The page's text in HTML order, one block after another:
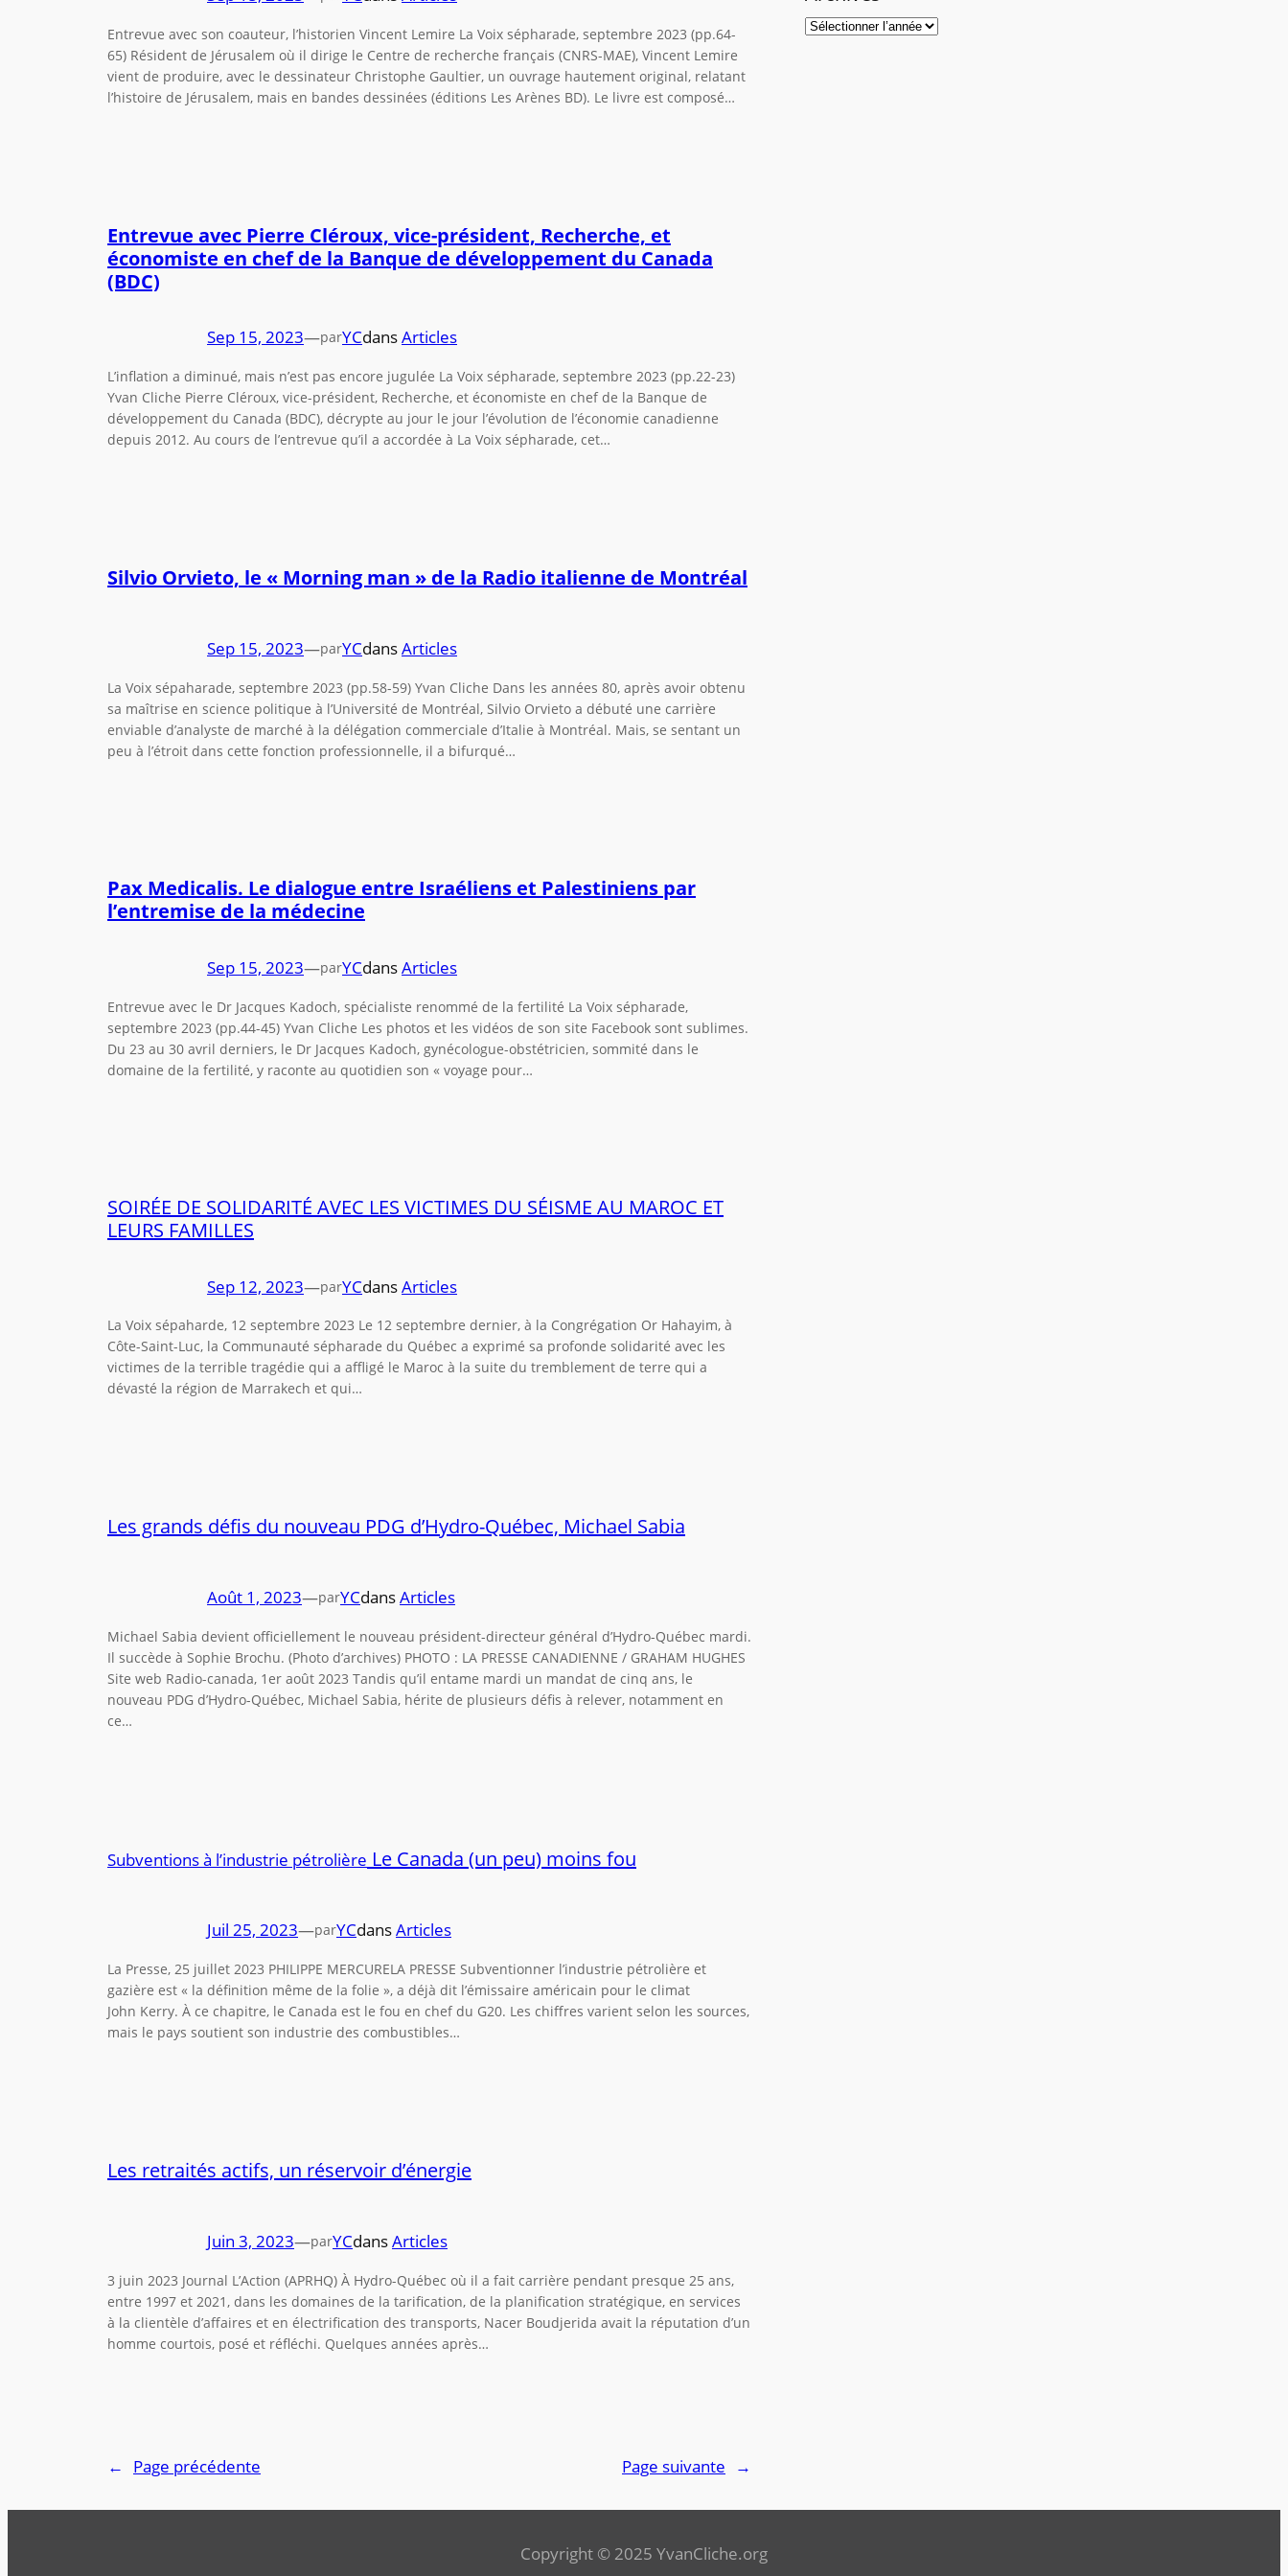
Entrevue avec son coauteur, l’historien Vincent Lemire La Voix sépharade, septembre 2023 (pp.64-
65) Résident de Jérusalem où il dirige le Centre de recherche français (CNRS-MAE), Vincent Lemire
vient de produire, avec le dessinateur Christophe Gaultier, un ouvrage hautement original, relatant
l’histoire de Jérusalem, mais en bandes dessinées (éditions Les Arènes BD). Le livre est composé…
Entrevue avec Pierre Cléroux, vice-président, Recherche, et
économiste en chef de la Banque de développement du Canada
(BDC)
Sep 15, 2023—parYCdansArticles
L’inflation a diminué, mais n’est pas encore jugulée La Voix sépharade, septembre 2023 (pp.22-23)
Yvan Cliche Pierre Cléroux, vice-président, Recherche, et économiste en chef de la Banque de
développement du Canada (BDC), décrypte au jour le jour l’évolution de l’économie canadienne
depuis 2012. Au cours de l’entrevue qu’il a accordée à La Voix sépharade, cet…
Silvio Orvieto, le « Morning man » de la Radio italienne de Montréal
Sep 15, 2023—parYCdansArticles
La Voix sépaharade, septembre 2023 (pp.58-59) Yvan Cliche Dans les années 80, après avoir obtenu
sa maîtrise en science politique à l’Université de Montréal, Silvio Orvieto a débuté une carrière
enviable d’analyste de marché à la délégation commerciale d’Italie à Montréal. Mais, se sentant un
peu à l’étroit dans cette fonction professionnelle, il a bifurqué…
Pax Medicalis. Le dialogue entre Israéliens et Palestiniens par
l’entremise de la médecine
Sep 15, 2023—parYCdansArticles
Entrevue avec le Dr Jacques Kadoch, spécialiste renommé de la fertilité La Voix sépharade,
septembre 2023 (pp.44-45) Yvan Cliche Les photos et les vidéos de son site Facebook sont sublimes.
Du 23 au 30 avril derniers, le Dr Jacques Kadoch, gynécologue-obstétricien, sommité dans le
domaine de la fertilité, y raconte au quotidien son « voyage pour…
SOIRÉE DE SOLIDARITÉ AVEC LES VICTIMES DU SÉISME AU MAROC ET
LEURS FAMILLES
Sep 12, 2023—parYCdansArticles
La Voix sépaharde, 12 septembre 2023 Le 12 septembre dernier, à la Congrégation Or Hahayim, à
Côte-Saint-Luc, la Communauté sépharade du Québec a exprimé sa profonde solidarité avec les
victimes de la terrible tragédie qui a affligé le Maroc à la suite du tremblement de terre qui a
dévasté la région de Marrakech et qui…
Les grands défis du nouveau PDG d’Hydro-Québec, Michael Sabia
Août 1, 2023—parYCdansArticles
Michael Sabia devient officiellement le nouveau président-directeur général d’Hydro-Québec mardi.
Il succède à Sophie Brochu. (Photo d’archives) PHOTO : LA PRESSE CANADIENNE / GRAHAM HUGHES
Site web Radio-canada, 1er août 2023 Tandis qu’il entame mardi un mandat de cinq ans, le
nouveau PDG d’Hydro-Québec, Michael Sabia, hérite de plusieurs défis à relever, notamment en
ce…
Subventions à l’industrie pétrolière Le Canada (un peu) moins fou
Juil 25, 2023—parYCdansArticles
La Presse, 25 juillet 2023 PHILIPPE MERCURELA PRESSE Subventionner l’industrie pétrolière et
gazière est « la définition même de la folie », a déjà dit l’émissaire américain pour le climat
John Kerry. À ce chapitre, le Canada est le fou en chef du G20. Les chiffres varient selon les sources,
mais le pays soutient son industrie des combustibles…
Les retraités actifs, un réservoir d’énergie
Juin 3, 2023—parYCdansArticles
3 juin 2023 Journal L’Action (APRHQ) À Hydro-Québec où il a fait carrière pendant presque 25 ans,
entre 1997 et 2021, dans les domaines de la tarification, de la planification stratégique, en services
à la clientèle d’affaires et en électrification des transports, Nacer Boudjerida avait la réputation d’un
homme courtois, posé et réfléchi. Quelques années après…
← Page précédente Page suivante →
Copyright © 2025 YvanCliche.org